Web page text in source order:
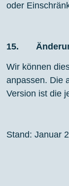
oder
15.
Wir können
anpassen. Die
Version ist die
Stand: Januar